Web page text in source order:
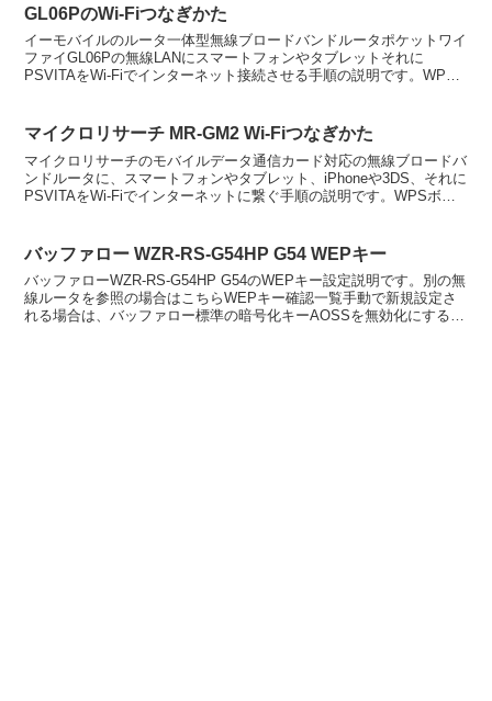
GL06PのWi-Fiつなぎかた
イーモバイルのルータ一体型無線ブロードバンドルータポケットワイ
ファイGL06Pの無線LANにスマートフォンやタブレットそれに
PSVITAをWi-Fiでインターネット接続させる手順の説明です。WPS
マイクロリサーチ MR-GM2 Wi-Fiつなぎかた
マイクロリサーチのモバイルデータ通信カード対応の無線ブロードバ
ンドルータに、スマートフォンやタブレット、iPhoneや3DS、それに
PSVITAをWi-Fiでインターネットに繋ぐ手順の説明です。WPSボタ
バッファロー WZR-RS-G54HP G54 WEPキー
バッファローWZR-RS-G54HP G54のWEPキー設定説明です。別の無
線ルータを参照の場合はこちらWEPキー確認一覧手動で新規設定さ
れる場合は、バッファロー標準の暗号化キーAOSSを無効化にする必